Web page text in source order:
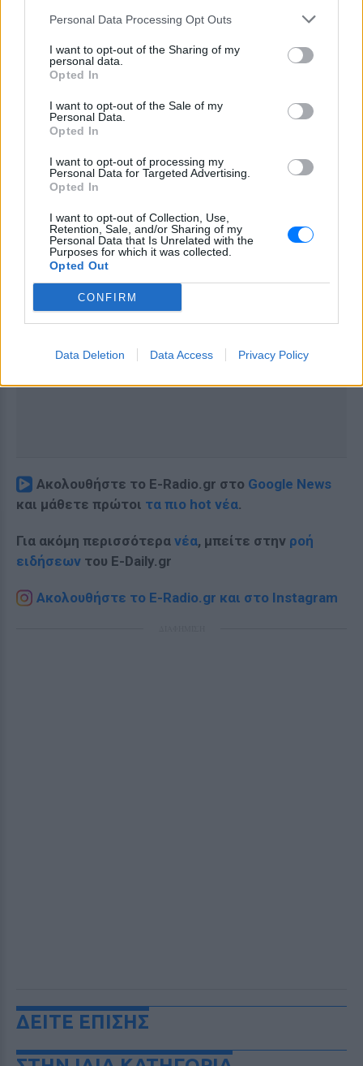
Personal Data Processing Opt Outs
I want to opt-out of the Sharing of my
personal data.
Opted In
I want to opt-out of the Sale of my
Personal Data.
Opted In
I want to opt-out of processing my
Personal Data for Targeted Advertising.
Opted In
I want to opt-out of Collection, Use,
Retention, Sale, and/or Sharing of my
Personal Data that Is Unrelated with the
Purposes for which it was collected.
Opted Out
CONFIRM
Data Deletion Data Access Privacy Policy
μου θα συμφωνούσε στην
απόφαση μου να κάνω κόμμα»
TABLOID ΠΡΙΝ 10 ΕΒΔΟΜΆΔΕΣ
ΔΙΑΦΗΜΙΣΗ
Ακολουθήστε το E-Radio.gr στο Google News
και μάθετε πρώτοι τα πιο hot νέα.
Για ακόμη περισσότερα νέα, μπείτε στην ροή
ειδήσεων του E-Daily.gr
Ακολουθήστε το E-Radio.gr και στο Instagram
ΔΕΙΤΕ ΕΠΙΣΗΣ